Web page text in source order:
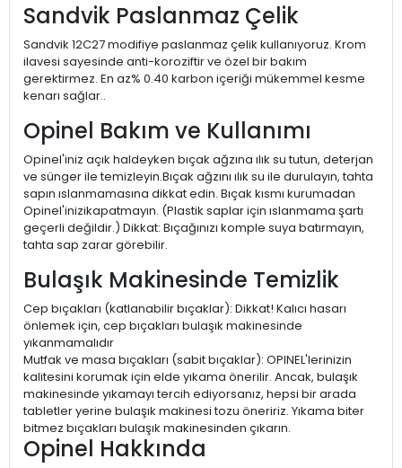
Sandvik Paslanmaz Çelik
Sandvik 12C27 modifiye paslanmaz çelik kullanıyoruz. Krom
ilavesi sayesinde anti-koroziftir ve özel bir bakım
gerektirmez. En az% 0.40 karbon içeriği mükemmel kesme
kenarı sağlar..
Opinel Bakım ve Kullanımı
Opinel'iniz açık haldeyken bıçak ağzına ılık su tutun, deterjan
ve sünger ile temizleyin.Bıçak ağzını ılık su ile durulayın, tahta
sapın ıslanmamasına dikkat edin. Bıçak kısmı kurumadan
Opinel'inizikapatmayın. (Plastik saplar için ıslanmama şartı
geçerli değildir.) Dikkat: Bıçağınızı komple suya batırmayın,
tahta sap zarar görebilir.
Bulaşık Makinesinde Temizlik
Cep bıçakları (katlanabilir bıçaklar): Dikkat! Kalıcı hasarı
önlemek için, cep bıçakları bulaşık makinesinde
yıkanmamalıdır
Mutfak ve masa bıçakları (sabit bıçaklar): OPINEL'lerinizin
kalitesini korumak için elde yıkama önerilir. Ancak, bulaşık
makinesinde yıkamayı tercih ediyorsanız, hepsi bir arada
tabletler yerine bulaşık makinesi tozu öneririz. Yıkama biter
bitmez bıçakları bulaşık makinesinden çıkarın.
Opinel Hakkında